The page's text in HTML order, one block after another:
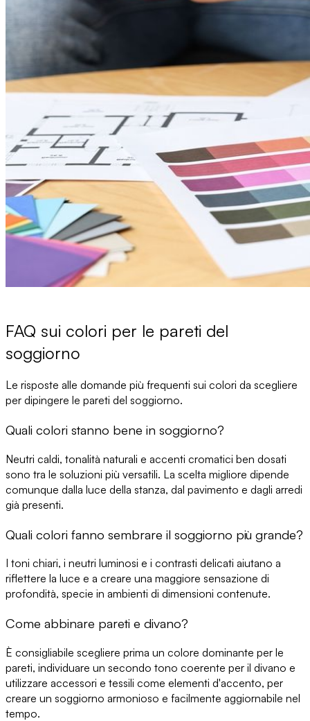
FAQ sui colori per le pareti del
soggiorno
Le risposte alle domande più frequenti sui colori da scegliere
per dipingere le pareti del soggiorno.
Quali colori stanno bene in soggiorno?
Neutri caldi, tonalità naturali e accenti cromatici ben dosati
sono tra le soluzioni più versatili. La scelta migliore dipende
comunque dalla luce della stanza, dal pavimento e dagli arredi
già presenti.
Quali colori fanno sembrare il soggiorno più grande?
I toni chiari, i neutri luminosi e i contrasti delicati aiutano a
riflettere la luce e a creare una maggiore sensazione di
profondità, specie in ambienti di dimensioni contenute.
Come abbinare pareti e divano?
È consigliabile scegliere prima un colore dominante per le
pareti, individuare un secondo tono coerente per il divano e
utilizzare accessori e tessili come elementi d'accento, per
creare un soggiorno armonioso e facilmente aggiornabile nel
tempo.